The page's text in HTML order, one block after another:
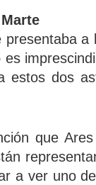
estos dos
que
a ver uno